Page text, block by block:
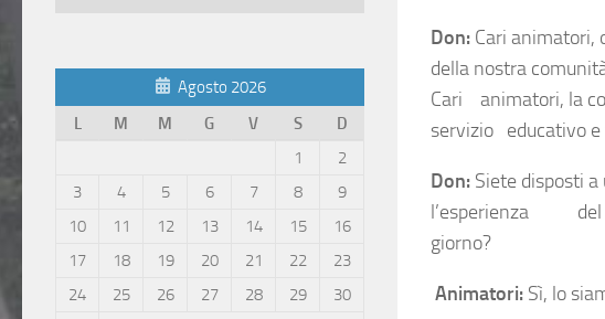
Don: Cari animatori,
della nostra
Cari animatori, la
servizio educativo e
Don: Siete disposti
l’esperienza del
giorno?
Animatori: Sì, lo
Agosto 2026
L
M M G V S
D
1
2
3
4 5 6 7 8
9
10
11 12 13 14 15
16
17
18 19 20 21 22
23
24
25 26 27 28 29
30